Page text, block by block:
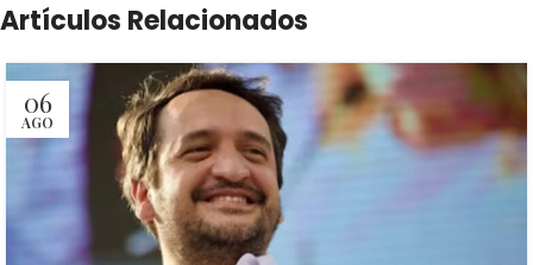
Artículos Relacionados
06
AGO